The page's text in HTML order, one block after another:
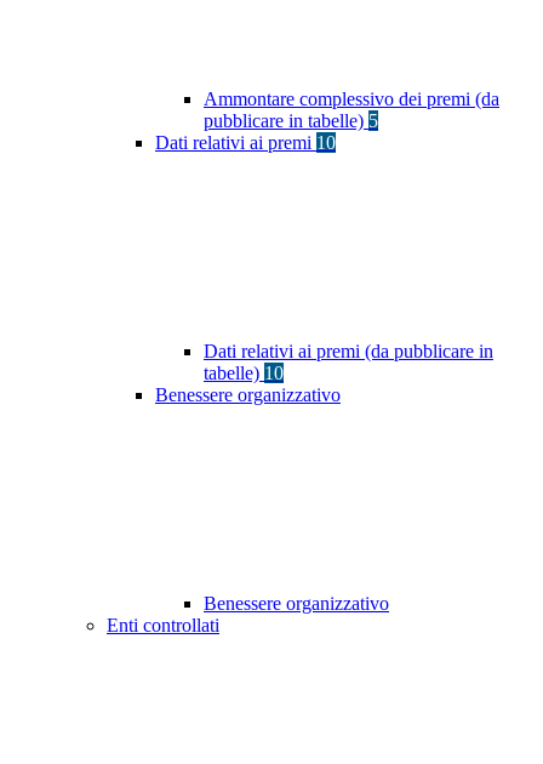
Ammontare complessivo dei premi (da
pubblicare in tabelle) 5
Dati relativi ai premi 10
Dati relativi ai premi (da pubblicare in
tabelle) 10
Benessere organizzativo
Benessere organizzativo
Enti controllati